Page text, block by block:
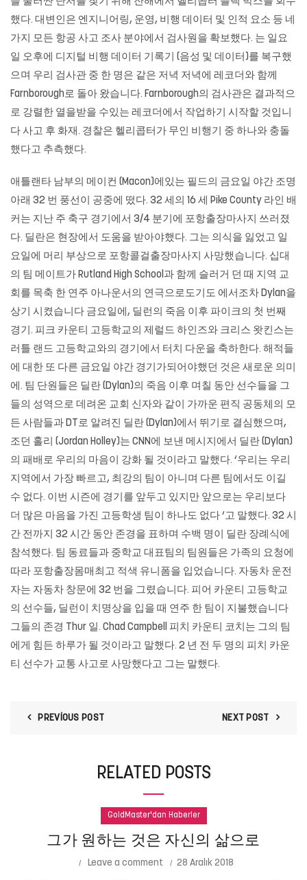
했다. 대변인은 엔지니어링, 운영, 비행 데이터 및 인적 요소 등 네
가지 모든 항공 사고 조사 분야에서 검사원을 확보했다. 는 일요
일 오후에 디지털 비행 데이터 기록기 (음성 및 데이터)를 복구했
으며 우리 검사관 중 한 명은 같은 저녁 저녁에 레코더와 함께
Farnborough로 돌아 왔습니다. Farnborough의 검사관은 결과적으
로 강렬한 열을받을 수있는 레코더에서 작업하기 시작할 것입니
다 사고 후 화재. 경찰은 헬리콥터가 무인 비행기 중 하나와 충돌
했다고 추측했다.
애틀랜타 남부의 메이컨 (Macon)에있는 필드의 금요일 야간 조명
아래 32 번 풍선이 공중에 떴다. 32 세의 16 세 Pike County 라인 배
커는 지난 주 축구 경기에서 3/4 분기에 포항출장마사지 쓰러졌
다. 딜란은 현장에서 도움을 받아야했다. 그는 의식을 잃었고 일
요일에 머리 부상으로 포항콜걸출장마사지 사망했습니다. 십대
의 팀 메이트가 Rutland High School과 함께 슬러거 던 때 지역 교
회를 목축 한 연주 아나운서의 연극으로도기도 에서조차 Dylan을
상기 시켰습니다 금요일에, 딜런의 죽음 이후 파이크의 첫 번째
경기. 피크 카운티 고등학교의 제럴드 하인즈와 크리스 왓킨스는
러틀 랜드 고등학교와의 경기에서 터치 다운을 축하한다. 해적들
에 대한 또 다른 금요일 야간 경기가되어야했던 것은 새로운 의미
에. 팀 단원들은 딜란 (Dylan)의 죽음 이후 며칠 동안 선수들을 그
들의 성역으로 데려온 교회 신자와 같이 가까운 편직 공동체의 모
든 사람들과 DT로 알려진 딜란 (Dylan)에서 뛰기로 결심했으며,
조던 홀리 (Jordan Holley)는 CNN에 보낸 메시지에서 딜란 (Dylan)
의 패배로 우리의 마음이 강화 될 것이라고 말했다. ‘우리는 우리
지역에서 가장 빠르고, 최강의 팀이 아니며 다른 팀에서도 이길
수 없다. 이번 시즌에 경기를 앞두고 있지만 앞으로는 우리보다
더 많은 마음을 가진 고등학생 팀이 하나도 없다 ‘고 말했다. 32 시
간 전까지 32 시간 동안 존경을 표하며 수백 명이 딜란 장례식에
참석했다. 팀 동료들과 중학교 대표팀의 팀원들은 가족의 요청에
따라 포항출장몸매최고 적색 유니폼을 입었습니다. 자동차 운전
자는 자동차 창문에 32 번을 그렸습니다. 피어 카운티 고등학교
의 선수들, 딜런이 치명상을 입을 때 연주 한 팀이 지불했습니다
그들의 존경 Thur 일. Chad Campbell 피치 카운티 코치는 그의 팀
에게 힘든 하루가 될 것이라고 말했다. 2 년 전 두 명의 피치 카운
티 선수가 교통 사고로 사망했다고 그는 말했다.
PREVIOUS POST NEXT POST
RELATED POSTS
GoldMaster'dan Haberler
그가 원하는 것은 자신의 삶으로
Leave a comment 28 Aralık 2018